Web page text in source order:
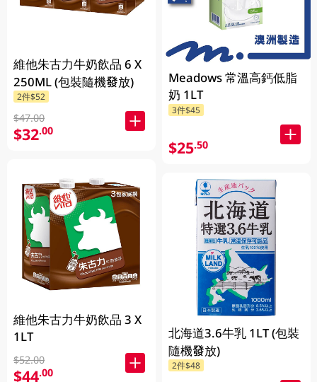
維他朱古力牛奶飲品 6 X
250ML (包裝隨機發放)
2件$52
$47.00
$32.00
維他朱古力牛奶飲品 3 X
1LT
$52.00
$44.00
Meadows 常溫高鈣低脂
奶 1LT
3件$45
$25.50
北海道3.6牛乳 1LT (包裝
隨機發放)
2件$48